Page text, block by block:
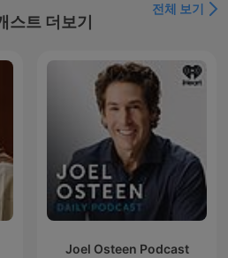
스트 더보기
전체 보기
Joel Osteen Podcast